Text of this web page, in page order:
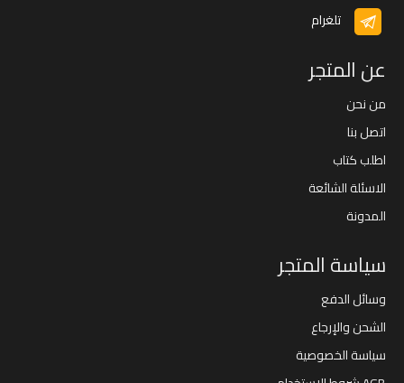
تلغرام
عن المتجر
من نحن
اتصل بنا
اطلب كتاب
الاسئلة الشائعة
المدونة
سياسة المتجر
وسائل الدفع
الشحن والإرجاع
سياسة الخصوصية